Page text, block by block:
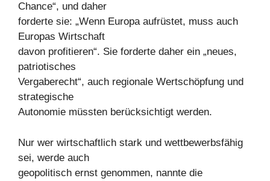
Chance“, und daher
forderte sie: „Wenn Europa aufrüstet, muss auch
Europas Wirtschaft
davon profitieren“. Sie forderte daher ein „neues,
patriotisches
Vergaberecht“, auch regionale Wertschöpfung und
strategische
Autonomie müssten berücksichtigt werden.
Nur wer wirtschaftlich stark und wettbewerbsfähig
sei, werde auch
geopolitisch ernst genommen, nannte die